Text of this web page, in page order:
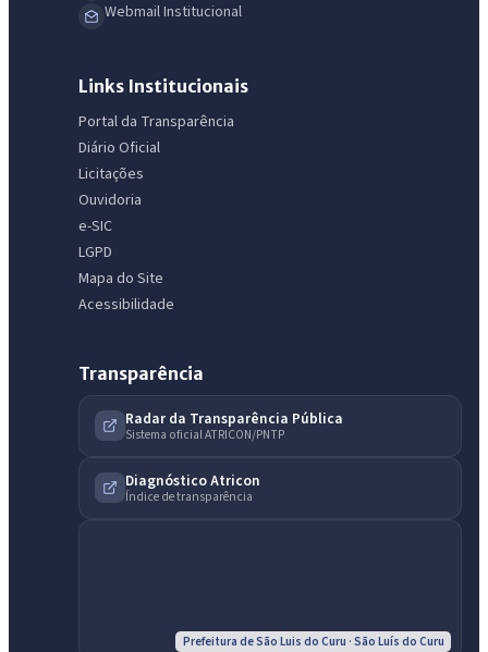
Webmail Institucional
Links Institucionais
Portal da Transparência
Diário Oficial
Licitações
Ouvidoria
e-SIC
LGPD
Mapa do Site
Acessibilidade
Transparência
Radar da Transparência Pública
Sistema oficial ATRICON/PNTP
Diagnóstico Atricon
Índice de transparência
Prefeitura de São Luis do Curu · São Luís do Curu